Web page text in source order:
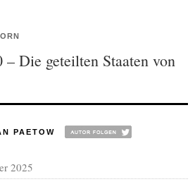
Die geteilten Staaten von
PAETOW
2025